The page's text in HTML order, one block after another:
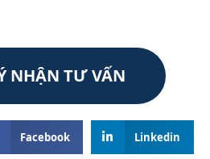
NHẬN TƯ VẤN
Facebook Linkedin